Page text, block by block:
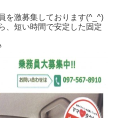
を激募集しております(^_^)
、短い時間で安定した固定